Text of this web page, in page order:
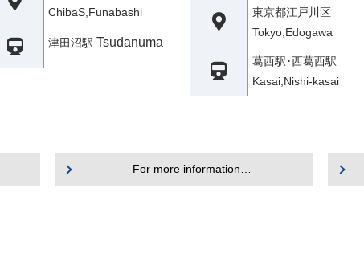
ChibaS,Funabashi
津田沼駅Tsudanuma
東京都江戸川区
Tokyo,Edogawa
葛西駅･西葛西駅
Kasai,Nishi-kasai
For more information…